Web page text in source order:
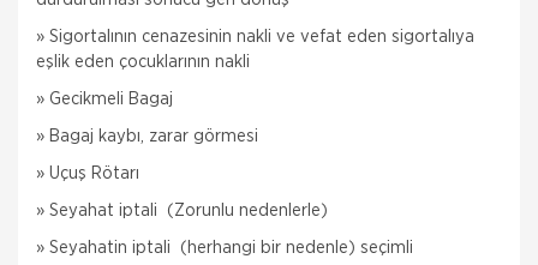
» Sigortalının cenazesinin nakli ve vefat eden sigortalıya
eşlik eden çocuklarının nakli
» Gecikmeli Bagaj
» Bagaj kaybı, zarar görmesi
» Uçuş Rötarı
» Seyahat iptali (Zorunlu nedenlerle)
» Seyahatin iptali (herhangi bir nedenle) seçimli